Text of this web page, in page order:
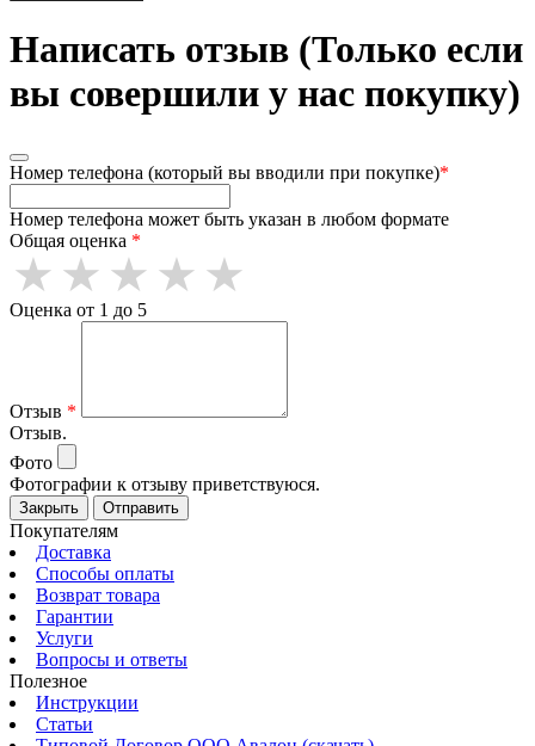
Написать отзыв (Только если
вы совершили у нас покупку)
Номер телефона (который вы вводили при покупке)*
Номер телефона может быть указан в любом формате
Общая оценка *
Оценка от 1 до 5
Отзыв *
Отзыв.
Фото
Фотографии к отзыву приветствуюся.
Закрыть Отправить
Покупателям
Доставка
Способы оплаты
Возврат товара
Гарантии
Услуги
Вопросы и ответы
Полезное
Инструкции
Статьи